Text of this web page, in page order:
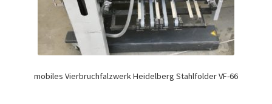
mobiles Vierbruchfalzwerk Heidelberg Stahlfolder VF-66